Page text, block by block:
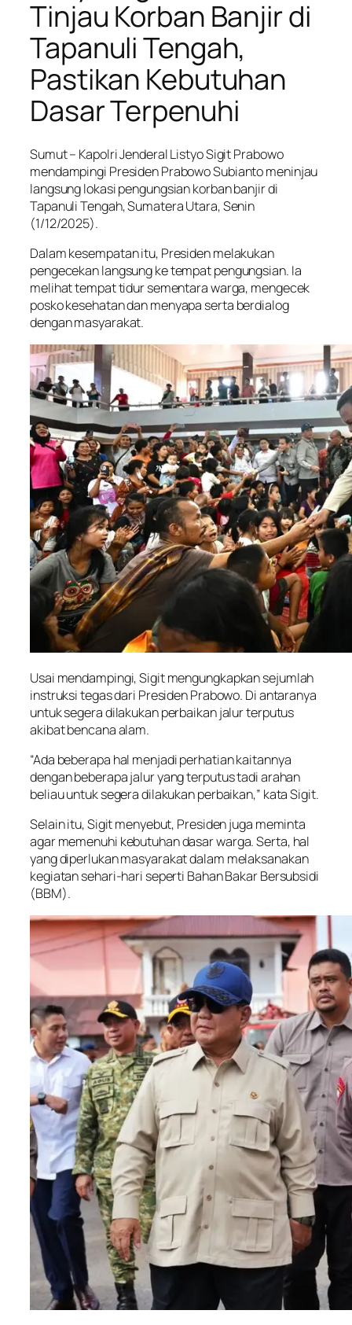
Tinjau Korban Banjir di
Tapanuli Tengah,
Pastikan Kebutuhan
Dasar Terpenuhi
Sumut – Kapolri Jenderal Listyo Sigit Prabowo
mendampingi Presiden Prabowo Subianto meninjau
langsung lokasi pengungsian korban banjir di
Tapanuli Tengah, Sumatera Utara, Senin
(1/12/2025).
Dalam kesempatan itu, Presiden melakukan
pengecekan langsung ke tempat pengungsian. Ia
melihat tempat tidur sementara warga, mengecek
posko kesehatan dan menyapa serta berdialog
dengan masyarakat.
Usai mendampingi, Sigit mengungkapkan sejumlah
instruksi tegas dari Presiden Prabowo. Di antaranya
untuk segera dilakukan perbaikan jalur terputus
akibat bencana alam.
“Ada beberapa hal menjadi perhatian kaitannya
dengan beberapa jalur yang terputus tadi arahan
beliau untuk segera dilakukan perbaikan,” kata Sigit.
Selain itu, Sigit menyebut, Presiden juga meminta
agar memenuhi kebutuhan dasar warga. Serta, hal
yang diperlukan masyarakat dalam melaksanakan
kegiatan sehari-hari seperti Bahan Bakar Bersubsidi
(BBM).